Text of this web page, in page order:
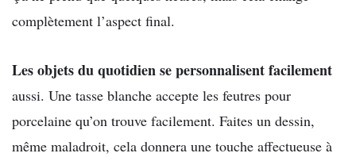
complètement l’aspect final.
Les objets du quotidien se personnalisent facilement
aussi. Une tasse blanche accepte les feutres pour
porcelaine qu’on trouve facilement. Faites un dessin,
même maladroit, cela donnera une touche affectueuse à